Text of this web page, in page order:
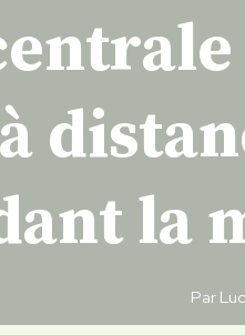
la
Par Luc